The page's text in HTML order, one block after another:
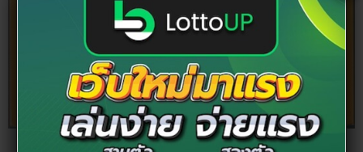
วิธีบูชาพระรัตนตรัย การกราบเบญจางคประดิษฐ์ ขอบคุณภาพจาก